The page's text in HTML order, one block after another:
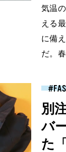
気温
える
に備
だ。
別
バ
た